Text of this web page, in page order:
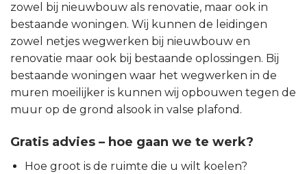
zowel bij nieuwbouw als renovatie, maar ook in
bestaande woningen. Wij kunnen de leidingen
zowel netjes wegwerken bij nieuwbouw en
renovatie maar ook bij bestaande oplossingen. Bij
bestaande woningen waar het wegwerken in de
muren moeilijker is kunnen wij opbouwen tegen de
muur op de grond alsook in valse plafond.
Gratis advies – hoe gaan we te werk?
Hoe groot is de ruimte die u wilt koelen?